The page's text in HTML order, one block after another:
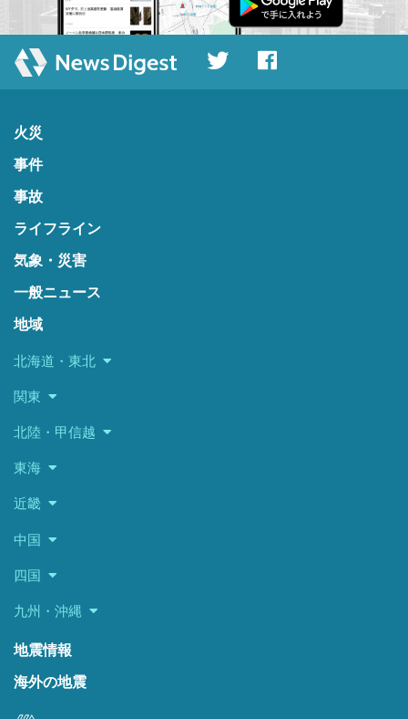
火災
事件
事故
ライフライン
気象・災害
一般ニュース
地域
北海道・東北
関東
北陸・甲信越
東海
近畿
中国
四国
九州・沖縄
地震情報
海外の地震